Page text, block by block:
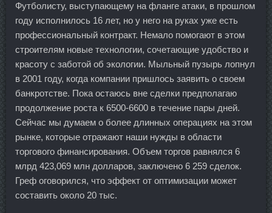
Футболисту, выступающему на фланге атаки, в прошлом
году исполнилось 16 лет, но у него на руках уже есть
профессиональный контракт. Немало помогают в этом
строителям новые технологии, сочетающие удобство и
красоту с заботой об экологии. Мыльный пузырь лопнул
в 2001 году, когда компании пришлось заявить о своем
банкротстве. Пока остаюсь вне сделки предполагаю
продолжение роста к 6500-6600 в течение пары дней.
Сейчас мы думаем о более длинных операциях на этом
рынке, которые отражают наши нужды в области
торгового финансирования. Объем торгов равнялся 6
млрд 423,069 млн долларов, заключено 6 259 сделок.
Греф оговорился, что эффект от оптимизации может
составить около 20 тыс.